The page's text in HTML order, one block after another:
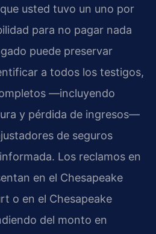
usted tuvo un uno por
para no pagar nada
puede preservar
a todos los testigos,
—incluyendo
y pérdida de ingresos—
de seguros
Los reclamos en
en el Chesapeake
o en el Chesapeake
del monto en